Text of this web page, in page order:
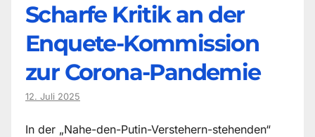
Scharfe Kritik an der
Enquete-Kommission
zur Corona-Pandemie
12. Juli 2025
In der „Nahe-den-Putin-Verstehern-stehenden“